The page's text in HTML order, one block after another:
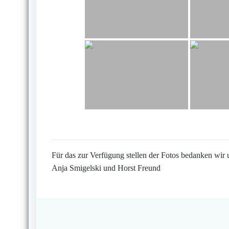
Für das zur Verfügung stellen der Fotos bedanken wir
Anja Smigelski und Horst Freund